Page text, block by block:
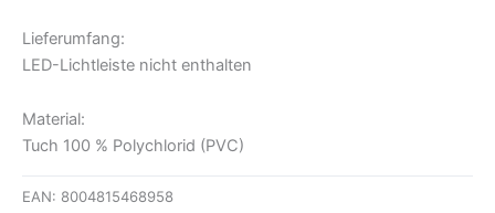
Lieferumfang:
LED-Lichtleiste nicht enthalten
Material:
Tuch 100 % Polychlorid (PVC)
EAN: 8004815468958